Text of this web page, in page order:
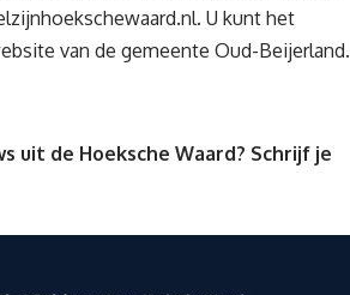
. U kunt het
van de gemeente Oud-Beijerland.
uit de Hoeksche Waard? Schrijf je